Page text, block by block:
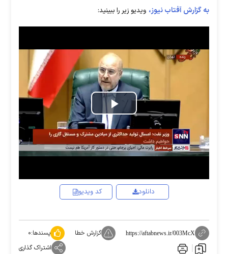
به گزارش آفتاب نیوز، ویدیو زیر را ببینید:
Play
Video
کد ویدیو دانلود
https://aftabnews.ir/003McX گزارش خطا پسندها:۰
اشتراک گذاری